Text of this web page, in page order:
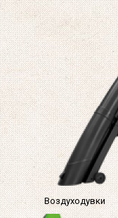
Воздуходувки